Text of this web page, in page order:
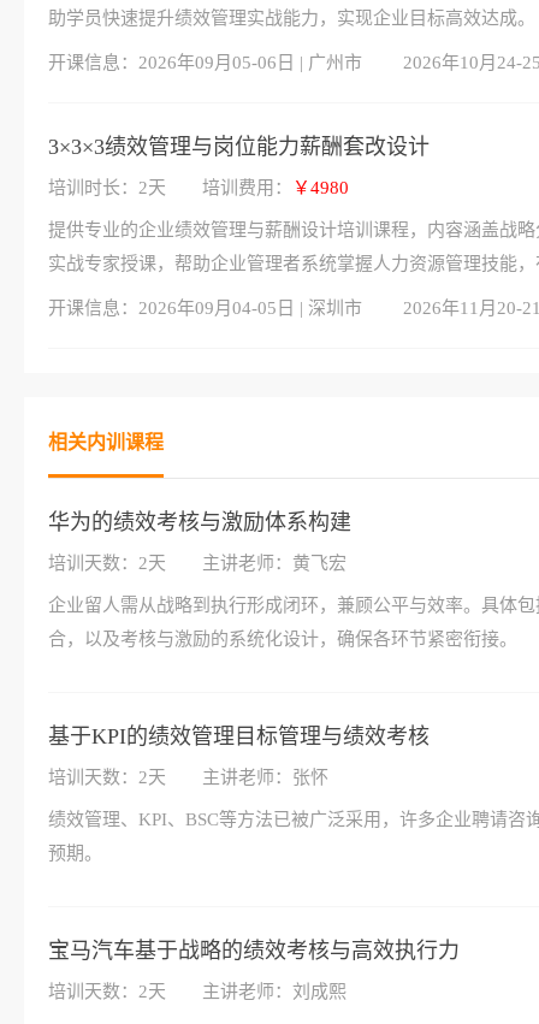
助学员快速提升绩效管理实战能力，实现企业目标高效达成。
开课信息： 2026年09月05-06日 | 广州市 2026年10月24-
3×3×3绩效管理与岗位能力薪酬套改设计
培训时长：2天 培训费用： ￥4980
提供专业的企业绩效管理与薪酬设计培训课程，内容涵盖战
实战专家授课，帮助企业管理者系统掌握人力资源管理技能
开课信息： 2026年09月04-05日 | 深圳市 2026年11月20-
相关内训课程
华为的绩效考核与激励体系构建
培训天数：2天 主讲老师：黄飞宏
企业留人需从战略到执行形成闭环，兼顾公平与效率。具体
合，以及考核与激励的系统化设计，确保各环节紧密衔接。
​基于KPI的绩效管理目标管理与绩效考核
培训天数：2天 主讲老师：张怀
绩效管理、KPI、BSC等方法已被广泛采用，许多企业聘请
预期。
宝马汽车基于战略的绩效考核与高效执行力
培训天数：2天 主讲老师：刘成熙